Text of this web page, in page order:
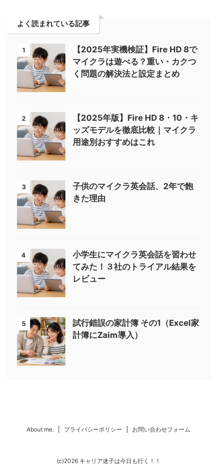
よく読まれている記事
1
【2025年実機検証】Fire HD 8で
マイクラは遊べる？重い・カクつ
く問題の解決法と設定まとめ
2
【2025年版】Fire HD 8・10・キ
ッズモデルを徹底比較｜マイクラ
用途別おすすめはこれ
3
子供のマイクラ英会話、2年で飽
きた理由
4
小学生にマイクラ英会話を習わせ
てみた！３社のトライアル結果を
レビュー
5
試行錯誤の家計簿 その1（Excel家
計簿にZaim導入）
About me. プライバシーポリシー お問い合わせフォーム